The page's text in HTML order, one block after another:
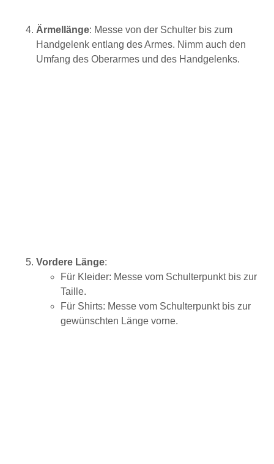
Ärmellänge: Messe von der Schulter bis zum
Handgelenk entlang des Armes. Nimm auch den
Umfang des Oberarmes und des Handgelenks.
Vordere Länge:
Für Kleider: Messe vom Schulterpunkt bis zur
Taille.
Für Shirts: Messe vom Schulterpunkt bis zur
gewünschten Länge vorne.